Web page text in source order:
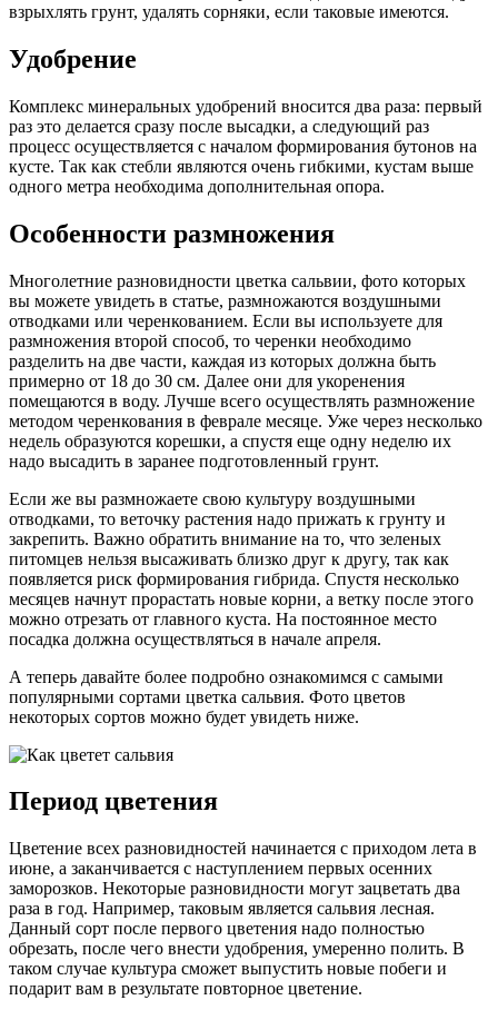
взрыхлять грунт, удалять сорняки, если таковые имеются.
Удобрение
Комплекс минеральных удобрений вносится два раза: первый
раз это делается сразу после высадки, а следующий раз
процесс осуществляется с началом формирования бутонов на
кусте. Так как стебли являются очень гибкими, кустам выше
одного метра необходима дополнительная опора.
Особенности размножения
Многолетние разновидности цветка сальвии, фото которых
вы можете увидеть в статье, размножаются воздушными
отводками или черенкованием. Если вы используете для
размножения второй способ, то черенки необходимо
разделить на две части, каждая из которых должна быть
примерно от 18 до 30 см. Далее они для укоренения
помещаются в воду. Лучше всего осуществлять размножение
методом черенкования в феврале месяце. Уже через несколько
недель образуются корешки, а спустя еще одну неделю их
надо высадить в заранее подготовленный грунт.
Если же вы размножаете свою культуру воздушными
отводками, то веточку растения надо прижать к грунту и
закрепить. Важно обратить внимание на то, что зеленых
питомцев нельзя высаживать близко друг к другу, так как
появляется риск формирования гибрида. Спустя несколько
месяцев начнут прорастать новые корни, а ветку после этого
можно отрезать от главного куста. На постоянное место
посадка должна осуществляться в начале апреля.
А теперь давайте более подробно ознакомимся с самыми
популярными сортами цветка сальвия. Фото цветов
некоторых сортов можно будет увидеть ниже.
Период цветения
Цветение всех разновидностей начинается с приходом лета в
июне, а заканчивается с наступлением первых осенних
заморозков. Некоторые разновидности могут зацветать два
раза в год. Например, таковым является сальвия лесная.
Данный сорт после первого цветения надо полностью
обрезать, после чего внести удобрения, умеренно полить. В
таком случае культура сможет выпустить новые побеги и
подарит вам в результате повторное цветение.